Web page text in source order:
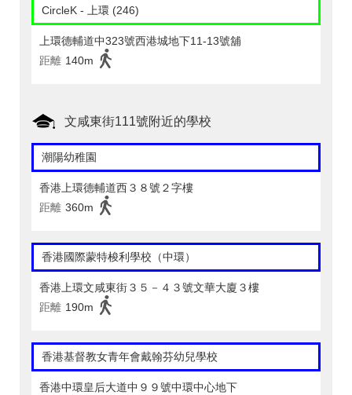
CircleK - 上環 (246)
上環德輔道中323號西港城地下11-13號舖
距離 140m
文咸東街111號附近的學校
潮陽幼稚園
香港上環德輔道西３８號２字樓
距離 360m
香港國際蒙特梭利學校（中環）
香港上環文咸東街３５－４３號文華大廈３樓
距離 190m
香港基督教女青年會戴翰芬幼兒學校
香港中環皇后大道中９９號中環中心地下